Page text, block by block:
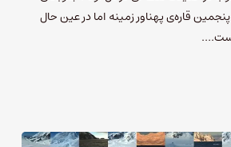
قاره‌ی پهناور زمینه اما در عین حال